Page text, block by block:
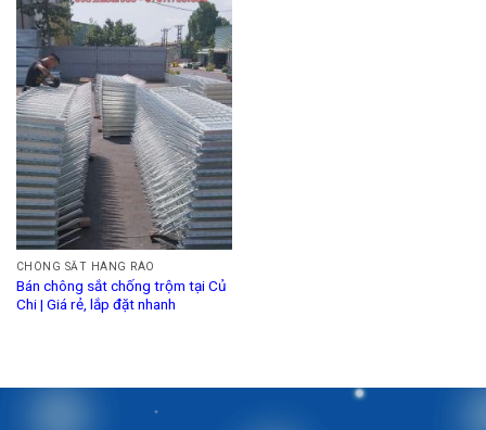
CHÔNG SẮT HÀNG RÀO
Bán chông sắt chống trộm tại Củ
Chi | Giá rẻ, lắp đặt nhanh